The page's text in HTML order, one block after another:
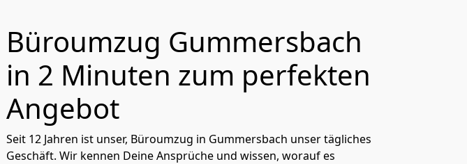
Büroumzug Gummersbach
in 2 Minuten zum perfekten
Angebot
Seit 12 Jahren ist unser, Büroumzug in Gummersbach unser tägliches
Geschäft. Wir kennen Deine Ansprüche und wissen, worauf es